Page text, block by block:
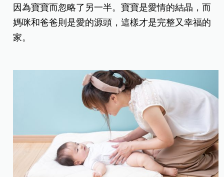
因為寶寶而忽略了另一半。寶寶是愛情的結晶，而
媽咪和爸爸則是愛的源頭，這樣才是完整又幸福的
家。